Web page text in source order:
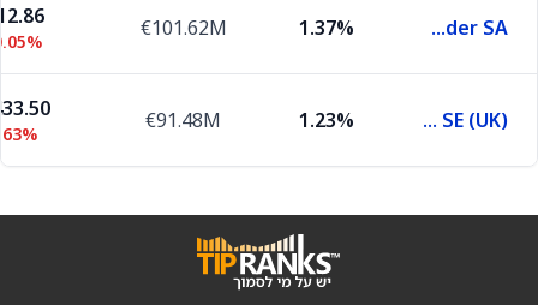
Banco Santander SA
1.37%
€101.62M
Allianz SE (UK)
1.23%
€91.48M